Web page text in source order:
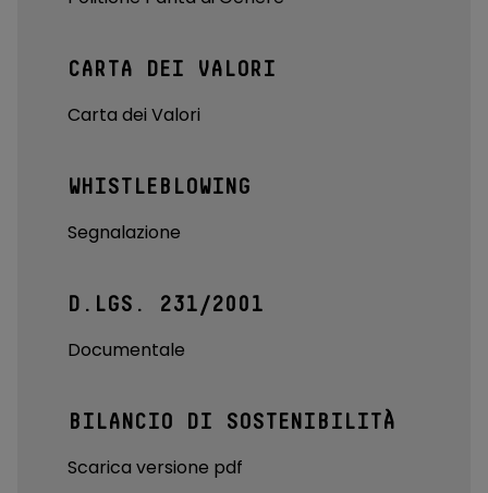
CARTA DEI VALORI
Carta dei Valori
WHISTLEBLOWING
Segnalazione
D.LGS. 231/2001
Documentale
BILANCIO DI SOSTENIBILITÀ
Scarica versione pdf